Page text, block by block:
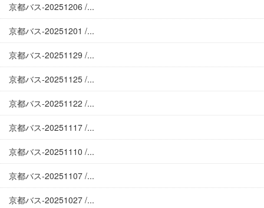
京都バス-20251206 /...
京都バス-20251201 /...
京都バス-20251129 /...
京都バス-20251125 /...
京都バス-20251122 /...
京都バス-20251117 /...
京都バス-20251110 /...
京都バス-20251107 /...
京都バス-20251027 /...